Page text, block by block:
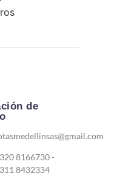
de
8166730 -
8432334